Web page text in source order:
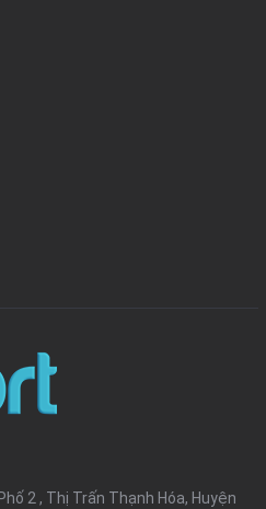
2 , Thị Trấn Thạnh Hóa, Huyện